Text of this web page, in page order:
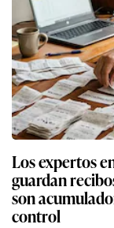
Los expertos
guardan
son
control